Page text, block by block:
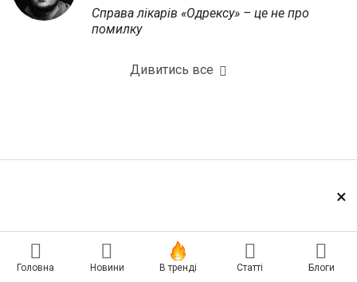
Справа лікарів «Одрексу» – це не про
помилку
Дивитись все
×
Головна Новини В тренді Статті Блоги